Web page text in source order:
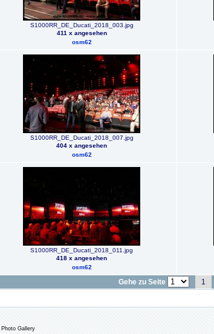
S1000RR_DE_Ducati_2018_003.jpg
411 x angesehen
osm62
S1000RR_DE_Ducati_2018_007.jpg
404 x angesehen
osm62
S1000RR_DE_Ducati_2018_011.jpg
418 x angesehen
osm62
Gehe zu Seite 1
Gallery